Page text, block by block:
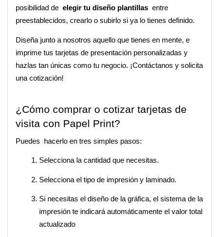
posibilidad de elegir tu diseño plantillas entre
preestablecidos, crearlo o subirlo si ya lo tienes definido.
Diseña junto a nosotros aquello que tienes en mente, e
imprime tus tarjetas de presentación personalizadas y
hazlas tan únicas como tu negocio. ¡Contáctanos y solicita
una cotización!
¿Cómo comprar o cotizar tarjetas de
visita con Papel Print?
Puedes  hacerlo en tres simples pasos:
Selecciona la cantidad que necesitas.
Selecciona el tipo de impresión y laminado.
Si necesitas el diseño de la gráfica, el sistema de la
impresión te indicará automáticamente el valor total
actualizado